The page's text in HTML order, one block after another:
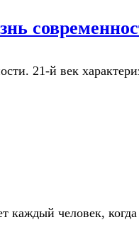
21-й век
каждый человек,